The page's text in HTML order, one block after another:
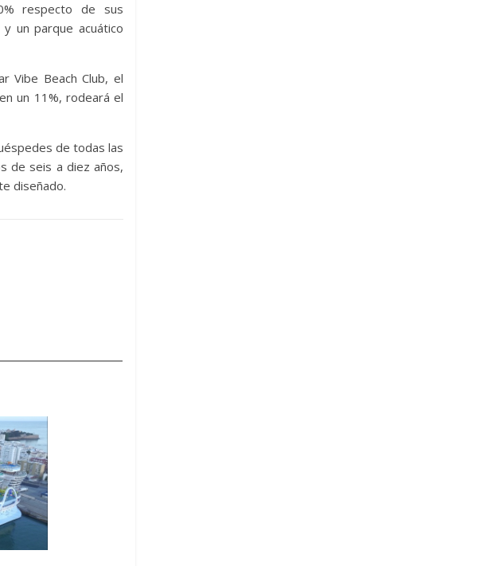
respecto de sus
un parque acuático
Vibe Beach Club, el
un 11%, rodeará el
de todas las
de seis a diez años,
diseñado.